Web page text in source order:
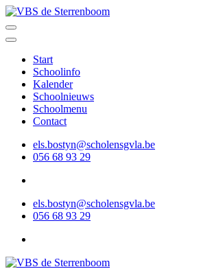
Ga
naar
inhoud
enter)
Start
Schoolinfo
Kalender
Schoolnieuws
Schoolmenu
Contact
els.bostyn@scholensgvla.be
056 68 93 29
els.bostyn@scholensgvla.be
056 68 93 29